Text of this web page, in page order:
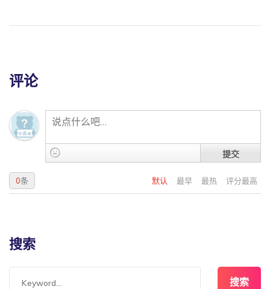
评论
提交
默认 最早 最热 评分最高
0条
搜索
搜索